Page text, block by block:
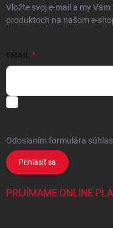
Vložte svoj e-mail a my
produktoch na našom e-
EMAIL
Odoslaním formulára
Prihlásiť sa
PRIJÍMAME ONLINE